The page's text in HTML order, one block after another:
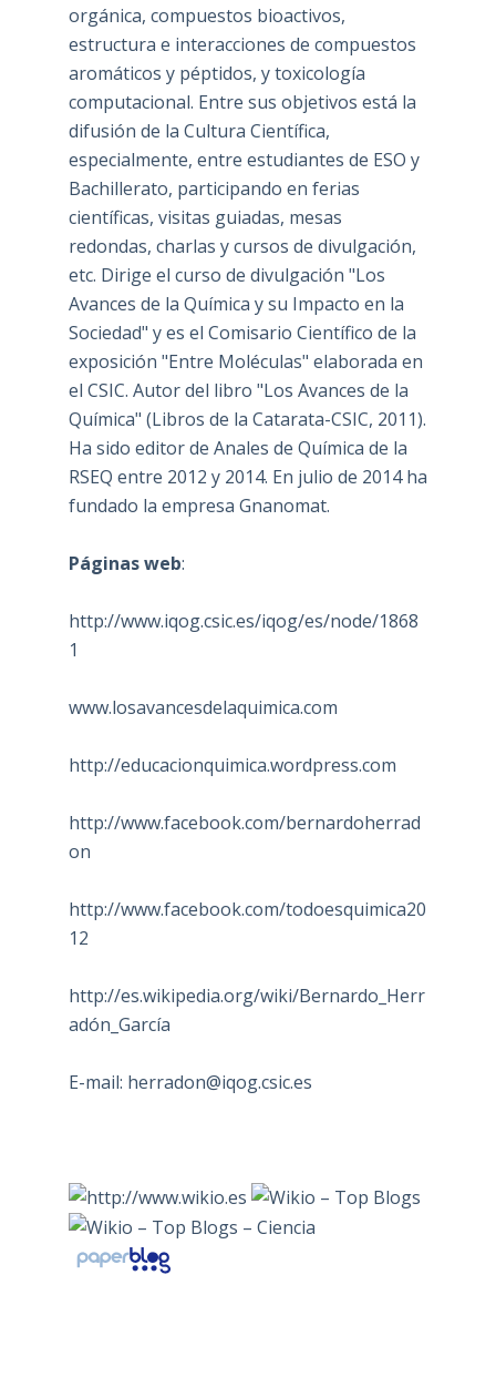
orgánica, compuestos bioactivos,
estructura e interacciones de compuestos
aromáticos y péptidos, y toxicología
computacional. Entre sus objetivos está la
difusión de la Cultura Científica,
especialmente, entre estudiantes de ESO y
Bachillerato, participando en ferias
científicas, visitas guiadas, mesas
redondas, charlas y cursos de divulgación,
etc. Dirige el curso de divulgación "Los
Avances de la Química y su Impacto en la
Sociedad" y es el Comisario Científico de la
exposición "Entre Moléculas" elaborada en
el CSIC. Autor del libro "Los Avances de la
Química" (Libros de la Catarata-CSIC, 2011).
Ha sido editor de Anales de Química de la
RSEQ entre 2012 y 2014. En julio de 2014 ha
fundado la empresa Gnanomat.
Páginas web:
http://www.iqog.csic.es/iqog/es/node/1868
1
www.losavancesdelaquimica.com
http://educacionquimica.wordpress.com
http://www.facebook.com/bernardoherrad
on
http://www.facebook.com/todoesquimica20
12
http://es.wikipedia.org/wiki/Bernardo_Herr
adón_García
E-mail: herradon@iqog.csic.es